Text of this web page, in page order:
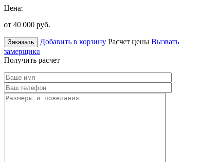
Цена:
от 40 000 руб.
Заказать Добавить в корзину Расчет цены Вызвать
замерщика
Получить расчет